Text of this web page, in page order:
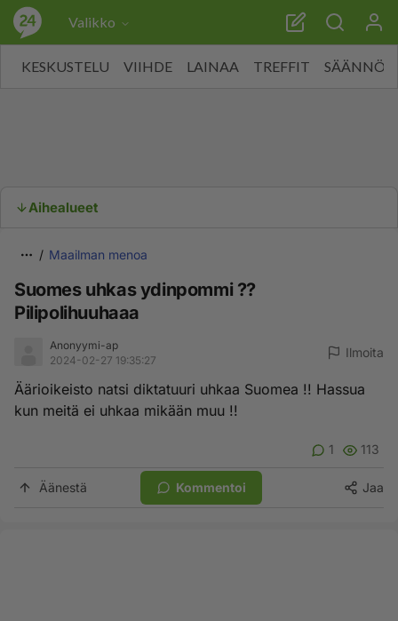
Valikko
KESKUSTELU VIIHDE LAINAA TREFFIT SÄÄNNÖT
Aihealueet
Maailman menoa
Suomes uhkas ydinpommi ??
Pilipolihuuhaaa
Anonyymi-ap
2024-02-27 19:35:27
Ilmoita
Äärioikeisto natsi diktatuuri uhkaa Suomea !! Hassua
kun meitä ei uhkaa mikään muu !!
1 113
Äänestä Kommentoi Jaa